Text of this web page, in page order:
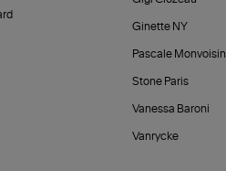
Ginette NY
Pascale Monvoisin
Stone Paris
Vanessa Baroni
Vanrycke